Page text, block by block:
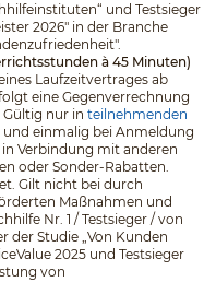
und Testsieger
2026" in der Branche
à 45 Minuten)
Laufzeitvertrages ab
eine Gegenverrechnung
nur in teilnehmenden
einmalig bei Anmeldung
Verbindung mit anderen
oder Sonder-Rabatten.
Gilt nicht bei durch
Maßnahmen und
Nr. 1 / Testsieger / von
der Studie „Von Kunden
2025 und Testsieger
von